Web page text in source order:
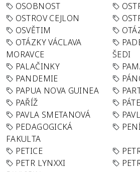
OSOBNOST
OSTROV CEJLON
OSVĚTIM
OTÁZKY VÁCLAVA
MORAVCE
ŠEDI
PALAČINKY
PANDEMIE
PAPUA NOVA GUINEA
PAŘÍŽ
PAVLA SMETANOVÁ
PEDAGOGICKÁ
FAKULTA
PETICE
PETR LYNXXI